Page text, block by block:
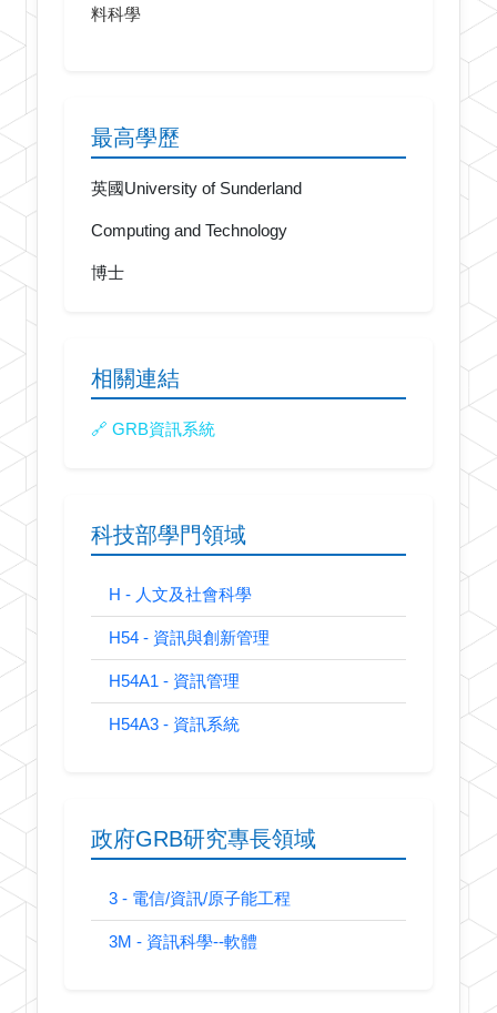
料科學
最高學歷
英國University of Sunderland
Computing and Technology
博士
相關連結
🔗 GRB資訊系統
科技部學門領域
H - 人文及社會科學
H54 - 資訊與創新管理
H54A1 - 資訊管理
H54A3 - 資訊系統
政府GRB研究專長領域
3 - 電信/資訊/原子能工程
3M - 資訊科學--軟體